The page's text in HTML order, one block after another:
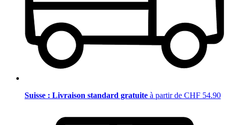
Suisse : Livraison standard gratuite à partir de CHF 54.90